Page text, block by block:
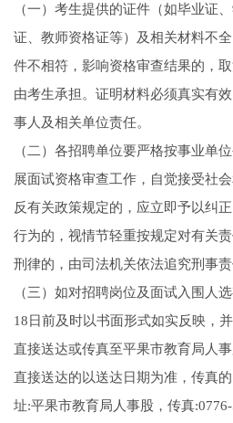
（一）考生提供的证件（如毕业证
证、教师资格证等）及相关材料不
件不相符，影响资格审查结果的，
由考生承担。证明材料必须真实有
事人及相关单位责任。
（二）各招聘单位要严格按事业单
展面试资格审查工作，自觉接受社
反有关政策规定的，应立即予以纠
行为的，视情节轻重按规定对有关
刑律的，由司法机关依法追究刑事责
（三）如对招聘岗位及面试入围人
18日前及时以书面形式如实反映，
直接送达或传真至平果市教育局人事
直接送达的以送达日期为准，传真
址:平果市教育局人事股，传真